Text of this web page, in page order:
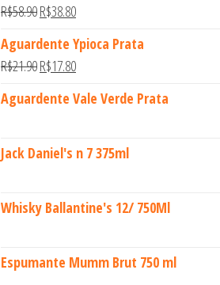
R$58.90O preço original era: R$58.90.
R$38.80O preço atual é: R$38.80.
Aguardente Ypioca Prata
R$21.90O preço original era: R$21.90.
R$17.80O preço atual é: R$17.80.
Aguardente Vale Verde Prata
Jack Daniel's n 7 375ml
Whisky Ballantine's 12/ 750Ml
Espumante Mumm Brut 750 ml